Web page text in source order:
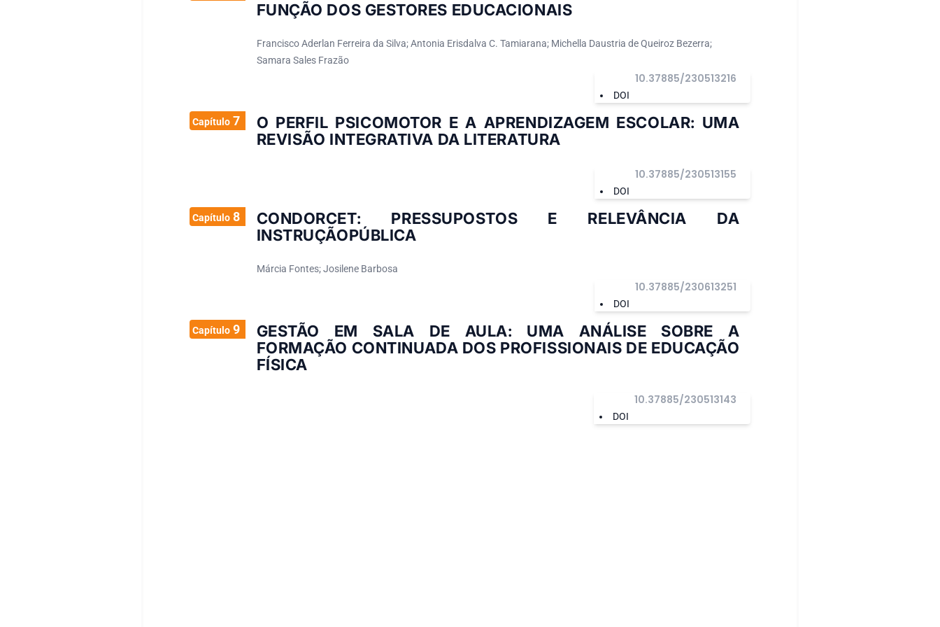
Gomes Henrique Santos
FUNÇÃO DOS GESTORES EDUCACIONAIS
Francisco Aderlan Ferreira da Silva; Antonia Erisdalva C. Tamiarana; Michella Daustria de Queiroz Bezerra;
Samara Sales Frazão
DOI
10.37885/230513216
Capítulo7
O PERFIL PSICOMOTOR E A APRENDIZAGEM ESCOLAR: UMA
REVISÃO INTEGRATIVA DA LITERATURA
DOI
10.37885/230513155
Capítulo8
CONDORCET: PRESSUPOSTOS E RELEVÂNCIA DA
INSTRUÇÃOPÚBLICA
Márcia Fontes; Josilene Barbosa
DOI
10.37885/230613251
Capítulo9
GESTÃO EM SALA DE AULA: UMA ANÁLISE SOBRE A
FORMAÇÃO CONTINUADA DOS PROFISSIONAIS DE EDUCAÇÃO
FÍSICA
DOI
10.37885/230513143